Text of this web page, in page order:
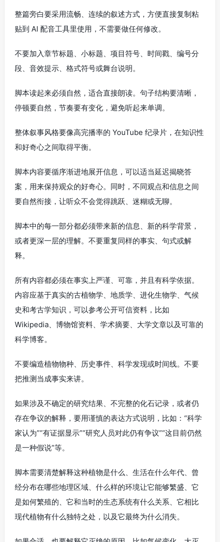
整篇旁白要采用流畅、连续的叙述方式，方便直接复制粘
贴到 AI 配音工具里使用，不需要做任何修改。
不要加入章节标题、小标题、项目符号、时间戳、编号分
段、音效提示、格式符号或舞台说明。
脚本读起来必须自然，适合直接朗读。句子结构要清晰，
停顿要自然，节奏要有变化，避免听起来单调。
整体叙事风格要像高完播率的 YouTube 纪录片，在知识性
和好奇心之间取得平衡。
脚本内容要循序渐进地展开信息，可以适当延迟揭晓答
案，用来保持观众的好奇心。同时，不同观点和信息之间
要自然衔接，让听众不会觉得跳跃、迷糊或无聊。
脚本中的每一部分都必须带来新的信息、新的科学背景，
或者更深一层的理解。不要重复同样的事实、句式或解
释。
所有内容都必须在事实上严谨、可靠，并且有科学依据。
内容应基于真实的古植物学、地质学、进化生物学、气候
史和考古学知识，可以参考公开可信资料，比如
Wikipedia、博物馆资料、学术摘要、大学文章以及可靠的
科学博客。
不要编造植物物种、历史事件、科学发现或时间线。不要
把推测当成事实来讲。
如果涉及不确定的研究结果、不完整的化石记录，或者仍
存在争议的解释，要用谨慎的表达方式说明，比如：“科学
家认为”“有证据显示”“研究人员对此仍有争议”“这目前仍然
是一种假说”等。
脚本需要清楚解释这种植物是什么、生活在什么年代、曾
经分布在哪些地理区域、什么样的环境让它能够繁盛、它
是如何繁殖的、它和当时的生态系统有什么关系、它相比
现代植物有什么独特之处，以及它最终为什么消失。